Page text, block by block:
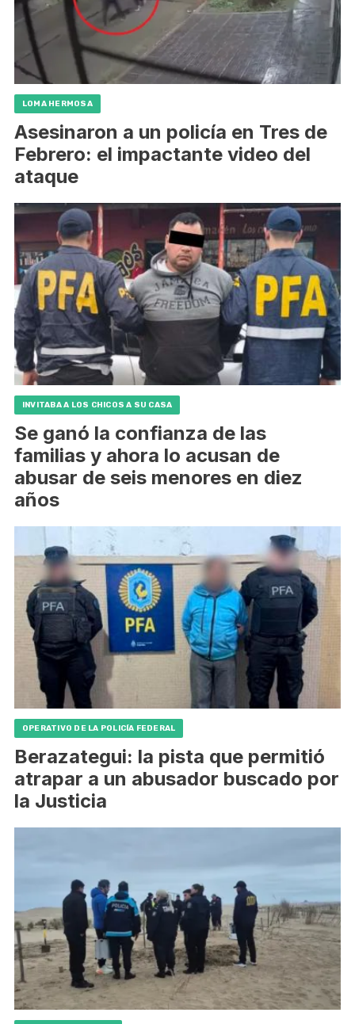
LOMA HERMOSA
Asesinaron a un policía en Tres de
Febrero: el impactante video del
ataque
INVITABA A LOS CHICOS A SU CASA
Se ganó la confianza de las
familias y ahora lo acusan de
abusar de seis menores en diez
años
OPERATIVO DE LA POLICÍA FEDERAL
Berazategui: la pista que permitió
atrapar a un abusador buscado por
la Justicia